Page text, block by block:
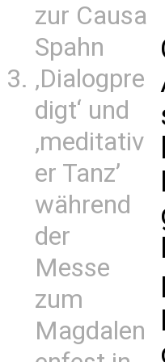
zur Causa
Spahn
‚Dialogpre
digt‘ und
‚meditativ
er Tanz’
während
der
Messe
zum
Magdalen